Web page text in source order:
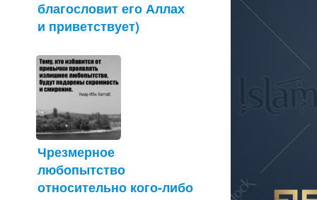
благословит его Аллах
и приветствует)
Чрезмерное
любопытство
относительно кого-либо